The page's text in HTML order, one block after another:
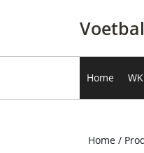
inhoud
Home
Home /